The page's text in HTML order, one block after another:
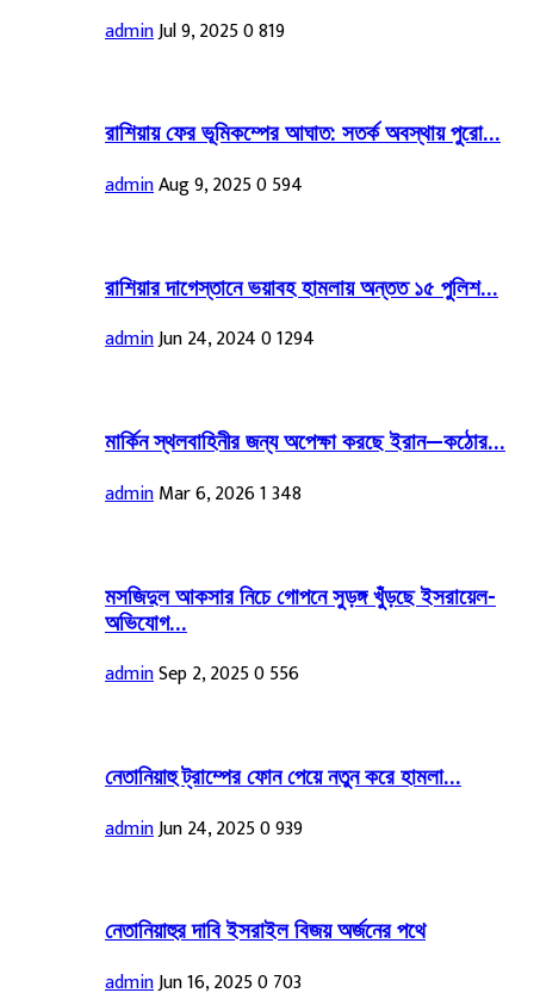
adminJul 9, 20250819
রাশিয়ায় ফের ভূমিকম্পের আঘাত: সতর্ক অবস্থায় পুরো...
adminAug 9, 20250594
রাশিয়ার দাগেস্তানে ভয়াবহ হামলায় অন্তত ১৫ পুলিশ...
adminJun 24, 202401294
মার্কিন স্থলবাহিনীর জন্য অপেক্ষা করছে ইরান—কঠোর...
adminMar 6, 20261348
মসজিদুল আকসার নিচে গোপনে সুড়ঙ্গ খুঁড়ছে ইসরায়েল-
অভিযোগ...
adminSep 2, 20250556
নেতানিয়াহু ট্রাম্পের ফোন পেয়ে নতুন করে হামলা...
adminJun 24, 20250939
নেতানিয়াহুর দাবি ইসরাইল বিজয় অর্জনের পথে
adminJun 16, 20250703